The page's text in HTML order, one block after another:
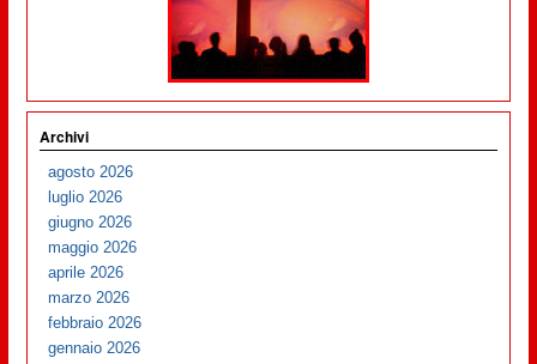
Archivi
agosto 2026
luglio 2026
giugno 2026
maggio 2026
aprile 2026
marzo 2026
febbraio 2026
gennaio 2026